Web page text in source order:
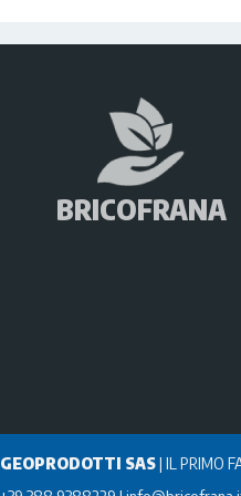
BRICOFRANA
GEOPRODOTTI SAS| IL PRIMO